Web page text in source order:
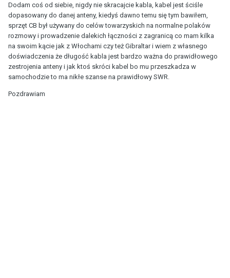
Dodam coś od siebie, nigdy nie skracajcie kabla, kabel jest ściśle
dopasowany do danej anteny, kiedyś dawno temu się tym bawiłem,
sprzęt CB był używany do celów towarzyskich na normalne polaków
rozmowy i prowadzenie dalekich łączności z zagranicą co mam kilka
na swoim kącie jak z Włochami czy też Gibraltar i wiem z własnego
doświadczenia że długość kabla jest bardzo ważna do prawidłowego
zestrojenia anteny i jak ktoś skróci kabel bo mu przeszkadza w
samochodzie to ma nikłe szanse na prawidłowy SWR.
Pozdrawiam